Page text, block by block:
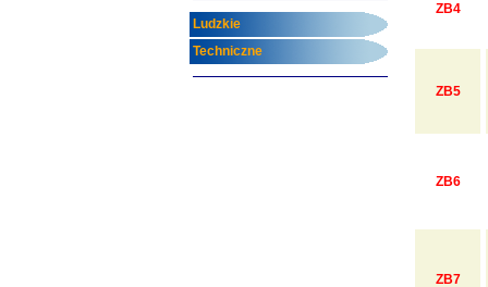
Ludzkie
Techniczne
ZB4
ZB5
ZB6
ZB7